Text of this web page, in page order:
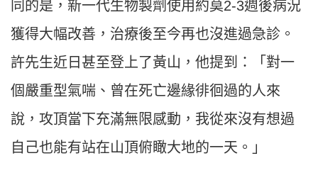
同的是，新一代生物製劑使用約莫2-3週後病況
獲得大幅改善，治療後至今再也沒進過急診。
許先生近日甚至登上了黃山，他提到：「對一
個嚴重型氣喘、曾在死亡邊緣徘徊過的人來
說，攻頂當下充滿無限感動，我從來沒有想過
自己也能有站在山頂俯瞰大地的一天。」